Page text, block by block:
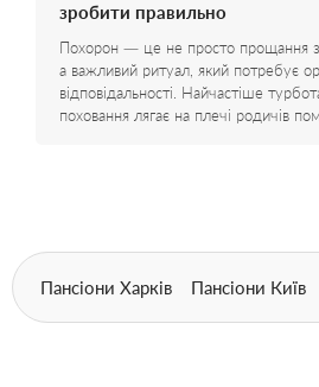
зробити правильно
Похорон — це не просто прощання
а важливий ритуал, який потребує
відповідальності. Найчастіше
поховання лягає на плечі родичів
Пансіони Харків Пансіони Київ